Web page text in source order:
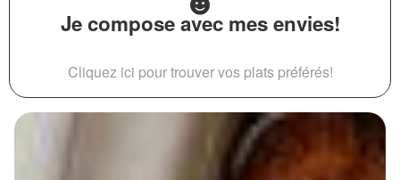
Je compose avec mes envies!
Cliquez ici pour trouver vos plats préférés!